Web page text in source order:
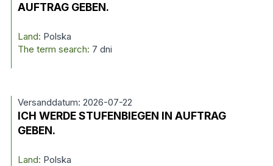
AUFTRAG GEBEN.
Land: Polska
The term search: 7 dni
Versanddatum: 2026-07-22
ICH WERDE STUFENBIEGEN IN AUFTRAG
GEBEN.
Land: Polska